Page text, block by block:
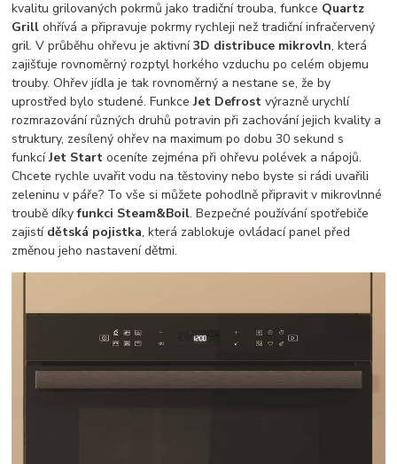
kvalitu grilovaných pokrmů jako tradiční trouba, funkce Quartz
Grill ohřívá a připravuje pokrmy rychleji než tradiční infračervený
gril. V průběhu ohřevu je aktivní3D distribuce mikrovln, která
zajišťuje rovnoměrný rozptyl horkého vzduchu po celém objemu
trouby. Ohřev jídla je tak rovnoměrný a nestane se, že by
uprostřed bylo studené. FunkceJet Defrost výrazně urychlí
rozmrazování různých druhů potravin při zachování jejich kvality a
struktury, zesílený ohřev na maximum po dobu 30 sekund s
funkcíJet Start oceníte zejména při ohřevu polévek a nápojů.
Chcete rychle uvařit vodu na těstoviny nebo byste si rádi uvařili
zeleninu v páře? To vše si můžete pohodlně připravit v mikrovlnné
troubě díkyfunkci Steam&Boil. Bezpečné používání spotřebiče
zajistí dětská pojistka, která zablokuje ovládací panel před
změnou jeho nastavení dětmi.